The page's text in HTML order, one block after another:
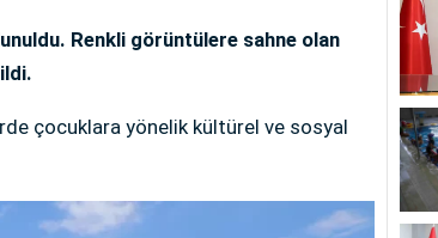
Renkli görüntülere sahne olan
çocuklara yönelik kültürel ve sosyal